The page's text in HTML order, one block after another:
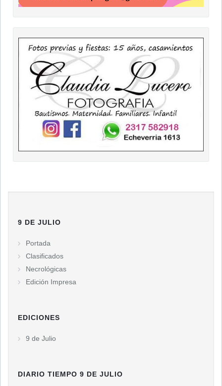
9 DE JULIO
Portada
Clasificados
Necrológicas
Edición Impresa
EDICIONES
9 de Julio
DIARIO TIEMPO 9 DE JULIO